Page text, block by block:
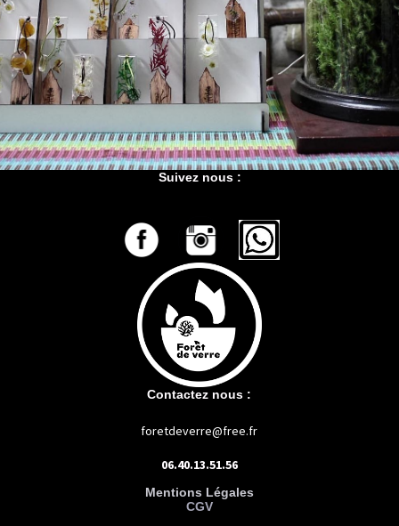
Suivez nous :
Contactez nous :
foretdeverre@free.fr
06.40.13.51.56
Mentions Légales
CGV